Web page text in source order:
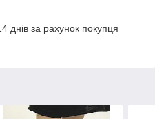
днів за рахунок покупця